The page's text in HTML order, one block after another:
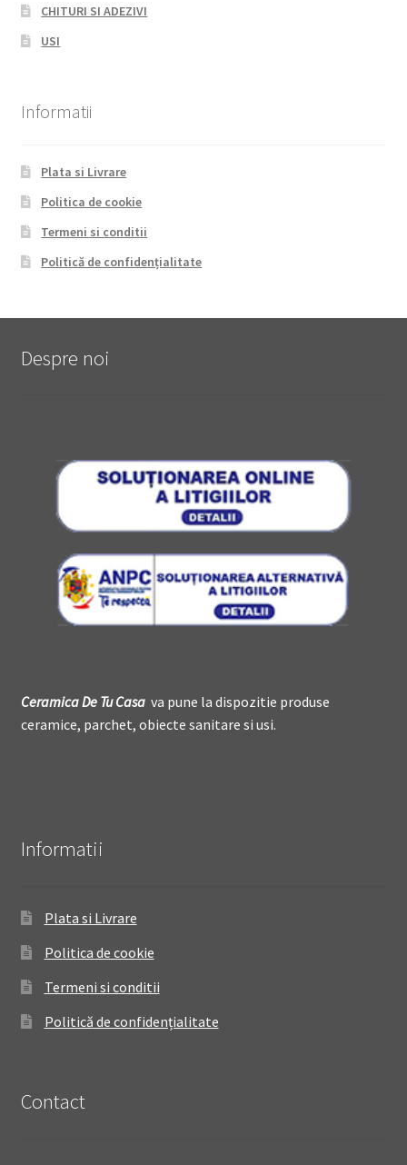
CHITURI SI ADEZIVI
USI
Informatii
Plata si Livrare
Politica de cookie
Termeni si conditii
Politică de confidențialitate
Despre noi
Ceramica DeTu Casava pune la dispozitie produse
ceramice, parchet, obiecte sanitare si usi.
Informatii
Plata si Livrare
Politica de cookie
Termeni si conditii
Politică de confidențialitate
Contact